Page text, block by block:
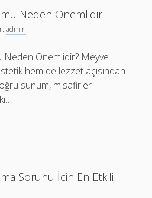
Neden Onemlidir
admin
Neden Önemlidir? Meyve
hem de lezzet açısından
sunum, misafirler
Sorunu İcin En Etkili